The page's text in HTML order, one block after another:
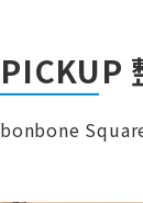
PICKUP
bonbone